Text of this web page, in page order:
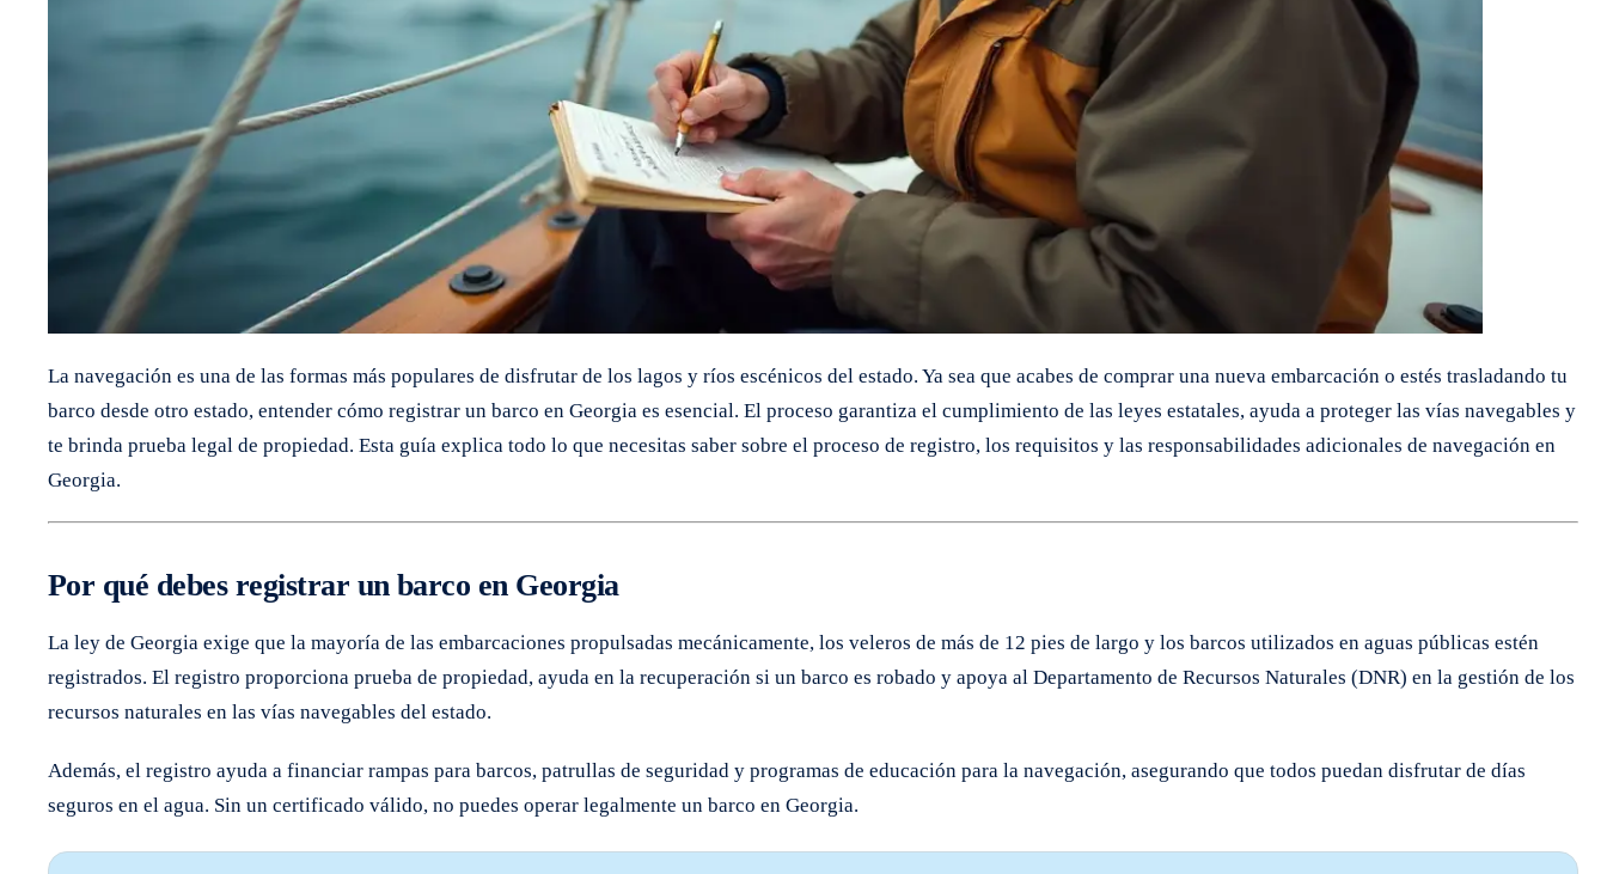
La navegación es una de las formas más populares de disfrutar de los lagos y ríos escénicos del estado. Ya sea que acabes de comprar una nueva embarcación o estés trasladando tu
barco desde otro estado, entender cómo registrar un barco en Georgia es esencial. El proceso garantiza el cumplimiento de las leyes estatales, ayuda a proteger las vías navegables y
te brinda prueba legal de propiedad. Esta guía explica todo lo que necesitas saber sobre el proceso de registro, los requisitos y las responsabilidades adicionales de navegación en
Georgia.
Por qué debes registrar un barco en Georgia
La ley de Georgia exige que la mayoría de las embarcaciones propulsadas mecánicamente, los veleros de más de 12 pies de largo y los barcos utilizados en aguas públicas estén
registrados. El registro proporciona prueba de propiedad, ayuda en la recuperación si un barco es robado y apoya al Departamento de Recursos Naturales (DNR) en la gestión de los
recursos naturales en las vías navegables del estado.
Además, el registro ayuda a financiar rampas para barcos, patrullas de seguridad y programas de educación para la navegación, asegurando que todos puedan disfrutar de días
seguros en el agua. Sin un certificado válido, no puedes operar legalmente un barco en Georgia.